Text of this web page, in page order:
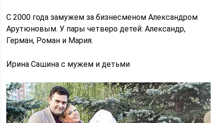
С 2000 года замужем за бизнесменом Александром
Арутюновым. У пары четверо детей: Александр,
Герман, Роман и Мария.
Ирина Сашина с мужем и детьми